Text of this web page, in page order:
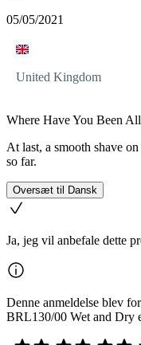
05/05/2021
United Kingdom
Where Have You Been
At last, a smooth shave
so far.
Oversæt til Dansk
Ja, jeg vil anbefale dette
Denne anmeldelse blev
BRL130/00 Wet and Dry